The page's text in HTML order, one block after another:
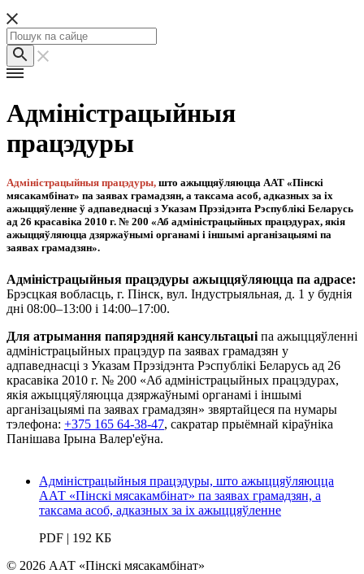
Адміністрацыйныя
працэдуры
Адміністрацыйныя працэдуры, што ажыццяўляюцца ААТ «Пінскі
мясакамбінат» па заявах грамадзян, а таксама асоб, адказных за іх
ажыццяўленне ў адпаведнасці з Указам Прэзідэнта Рэспублікі Беларусь
ад 26 красавіка 2010 г. № 200 «Аб адміністрацыйных працэдурах, якія
ажыццяўляюцца дзяржаўнымі органамі і іншымі арганізацыямі па
заявах грамадзян».
Адміністрацыйныя працэдуры ажыццяўляюцца па адрасе:
Брэсцкая вобласць, г. Пінск, вул. Індустрыяльная, д. 1 у буднія
дні 08:00–13:00 і 14:00–17:00.
Для атрымання папярэдняй кансультацыіпа ажыццяўленні
адміністрацыйных працэдур па заявах грамадзян у
адпаведнасці з Указам Прэзідэнта Рэспублікі Беларусь ад 26
красавіка 2010 г. № 200 «Аб адміністрацыйных працэдурах,
якія ажыццяўляюцца дзяржаўнымі органамі і іншымі
арганізацыямі па заявах грамадзян» звяртайцеся па нумары
тэлефона: +375 165 64-38-47, сакратар прыёмнай кіраўніка
Панішава Ірына Валер'еўна.
Адміністрацыйныя працэдуры, што ажыццяўляюцца
ААТ «Пінскі мясакамбінат» па заявах грамадзян, а
таксама асоб, адказных за іх ажыццяўленне
PDF | 192 КБ
© 2026 ААТ «Пінскі мясакамбінат»